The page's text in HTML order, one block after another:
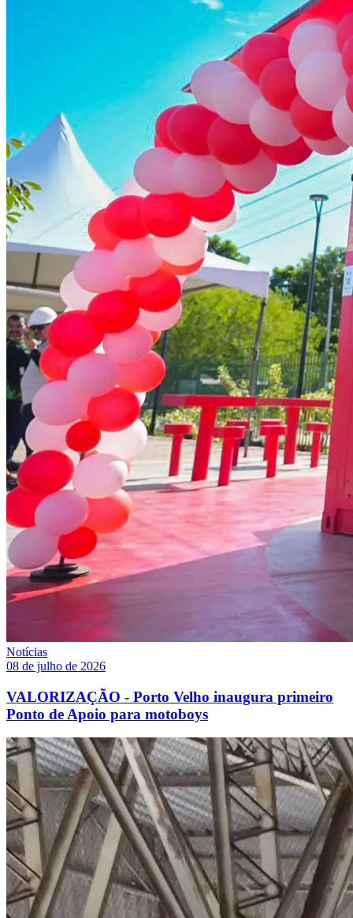
Notícias
08 de julho de 2026
VALORIZAÇÃO - Porto Velho inaugura primeiro
Ponto de Apoio para motoboys